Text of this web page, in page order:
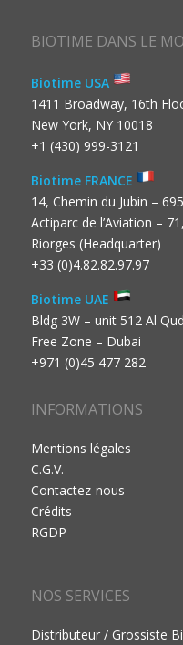
BIOTIME DANS LE
Biotime USA
1411 Broadway, 16th
New York, NY 10018
+1 (430) 999-3121
Biotime FRANCE
14, Chemin du Jubin –
Actiparc de l’Aviation –
Riorges (Headquarter)
+33 (0)4.82.82.97.97
Biotime UAE
Bldg 3W – unit 512 Al
Free Zone – Dubai
+971 (0)45 477 282
INFORMATIONS
Mentions légales
C.G.V.
Contactez-nous
Crédits
RGDP
NOS SERVICES
Distributeur / Grossiste